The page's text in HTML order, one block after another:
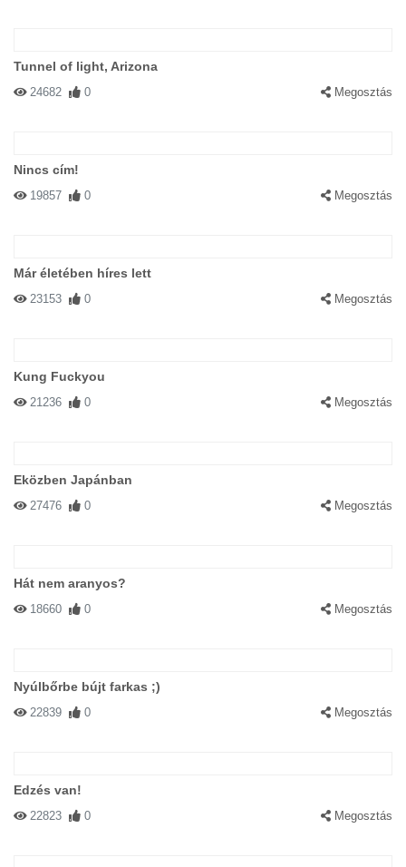
Tunnel of light, Arizona
24682 0 Megosztás
Nincs cím!
19857 0 Megosztás
Már életében híres lett
23153 0 Megosztás
Kung Fuckyou
21236 0 Megosztás
Eközben Japánban
27476 0 Megosztás
Hát nem aranyos?
18660 0 Megosztás
Nyúlbőrbe bújt farkas ;)
22839 0 Megosztás
Edzés van!
22823 0 Megosztás